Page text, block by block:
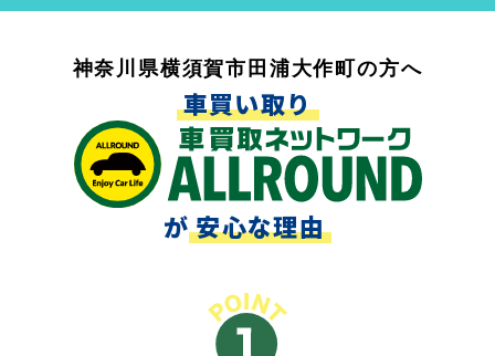
神奈川県横須賀市田浦大作町の方へ
車買い取り
が安心な理由